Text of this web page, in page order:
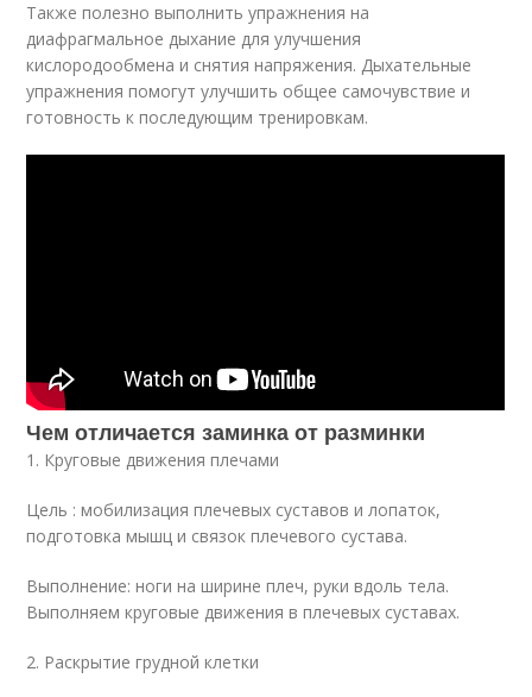
Также полезно выполнить упражнения на
диафрагмальное дыхание для улучшения
кислородообмена и снятия напряжения. Дыхательные
упражнения помогут улучшить общее самочувствие и
готовность к последующим тренировкам.
Чем отличается заминка от разминки
1. Круговые движения плечами
Цель : мобилизация плечевых суставов и лопаток,
подготовка мышц и связок плечевого сустава.
Выполнение: ноги на ширине плеч, руки вдоль тела.
Выполняем круговые движения в плечевых суставах.
2. Раскрытие грудной клетки